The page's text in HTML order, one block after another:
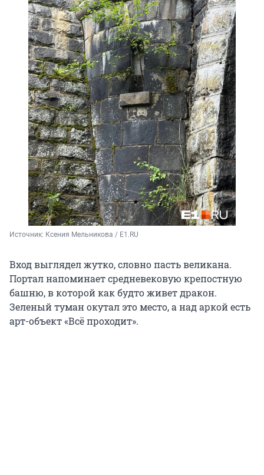
Источник: Ксения Мельникова / E1.RU
Вход выглядел жутко, словно пасть великана.
Портал напоминает средневековую крепостную
башню, в которой как будто живет дракон.
Зеленый туман окутал это место, а над аркой есть
арт-объект «Всё проходит».